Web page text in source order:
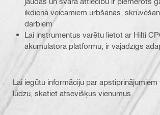
ikdienā veicamiem urbšanas,
darbiem
Lai instrumentus varētu lietot ar Hilti
akumulatora platformu, ir vajadzīgs
Lai iegūtu informāciju par apstiprinājumiem
lūdzu, skatiet atsevišķus vienumus.